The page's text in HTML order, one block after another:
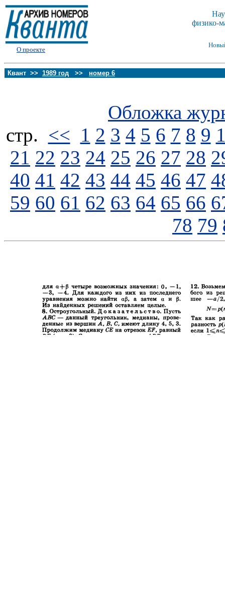
О проекте
физико-
Квант >> 1989 год >> номер 6
Обложка
стp. << 1 2 3 4 5 6 7 8 9
21 22 23 24 25 26 27 28
40 41 42 43 44 45 46 47
59 60 61 62 63 64 65 66
78 79